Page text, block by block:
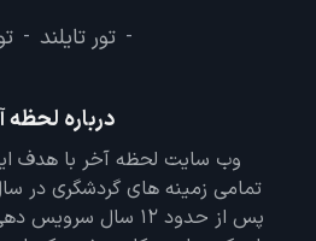
- تور تایلند -
درباره لحظه
وب سایت لحظه آخر با هدف
پس از حدود 12 سال